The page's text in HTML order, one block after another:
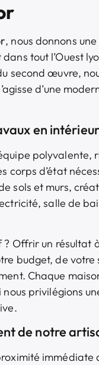
, nous donnons
dans tout l’Ouest
second œuvre,
d’une
en
polyvalente,
corps d’état
sols et murs,
salle de
Offrir un résultat
budget, de
Chaque
nous privilégions
de notre
immédiate